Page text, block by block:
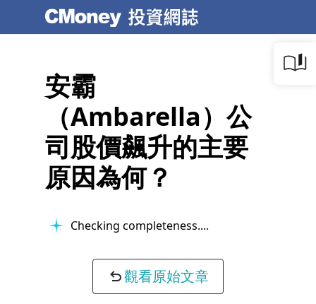
安霸
（Ambarella）公
司股價飆升的主要
原因為何？
Checking completeness...
觀看原始文章